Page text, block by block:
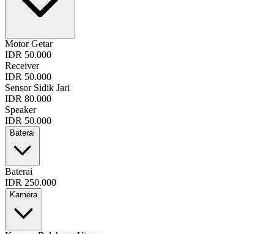
Motor Getar
IDR 50.000
Receiver
IDR 50.000
Sensor Sidik Jari
IDR 80.000
Speaker
IDR 50.000
Baterai
Baterai
IDR 250.000
Kamera